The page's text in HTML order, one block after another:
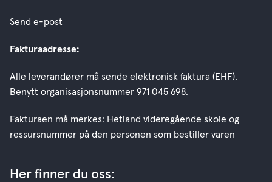
Send e-post
Fakturaadresse:
Alle leverandører må sende elektronisk faktura (EHF).
Benytt organisasjonsnummer 971 045 698.
Fakturaen må merkes: Hetland videregående skole og
ressursnummer på den personen som bestiller varen
Her finner du oss: